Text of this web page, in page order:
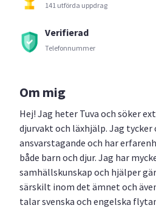
141 utförda uppdrag
Verifierad
Telefonnummer
Om mig
Hej! Jag heter Tuva och söker
djurvakt och läxhjälp. Jag
ansvarstagande och har
både barn och djur. Jag har
samhällskunskap och hjälper
särskilt inom det ämnet och
talar svenska och engelska